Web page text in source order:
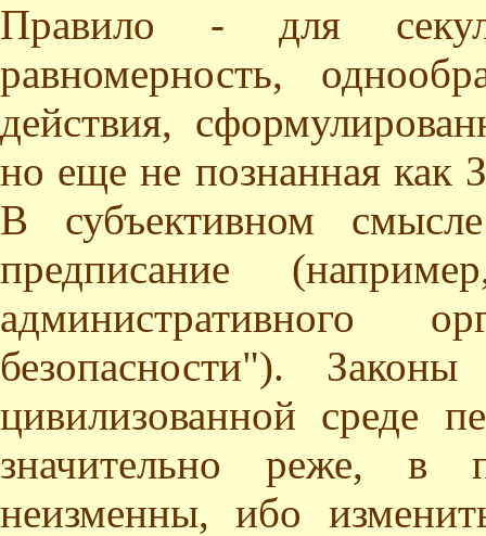
Правило - для
равномерность,
действия,
но еще не познанная
В субъективном
предписание
административного
безопасности").
цивилизованной среде
значительно реже, в
неизменны, ибо